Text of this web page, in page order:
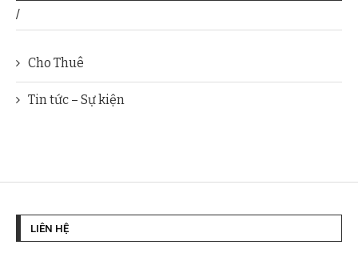
/
Cho Thuê
Tin tức – Sự kiện
LIÊN HỆ